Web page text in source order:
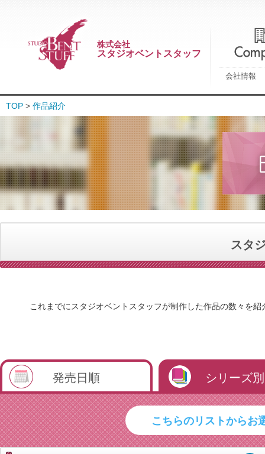
株式会社
スタジオベントスタッフ
会社情報
TOP > 作品紹介
スタ
これまでにスタジオベントスタッフが制作した作品の数々を紹
発売日順 シリーズ別